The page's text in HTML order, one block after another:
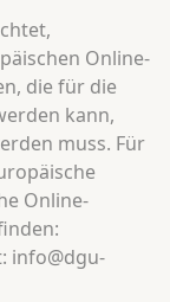
Online-
die für die
kann,
muss. Für
Online-
info@dgu-